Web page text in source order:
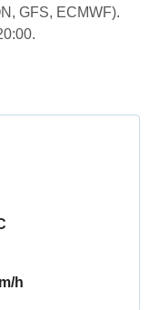
GFS, ECMWF).
h